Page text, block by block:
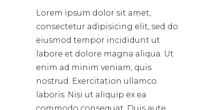
Lorem ipsum dolor sit amet,
consectetur adipisicing elit, sed do
eiusmod tempor incididunt ut
labore et dolore magna aliqua. Ut
enim ad minim veniam, quis
nostrud. Exercitation ullamco
laboris. Nisi ut aliquip ex ea